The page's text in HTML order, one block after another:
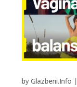
by Glazbeni.Info |